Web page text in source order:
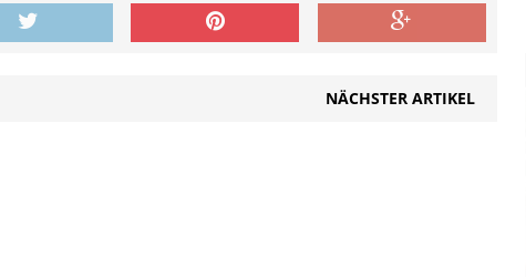
NÄCHSTER ARTIKEL